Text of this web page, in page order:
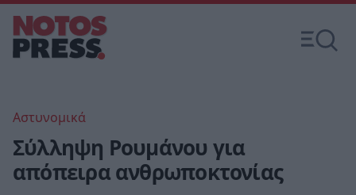
Αστυνομικά
Σύλληψη Ρουμάνου για
απόπειρα ανθρωποκτονίας